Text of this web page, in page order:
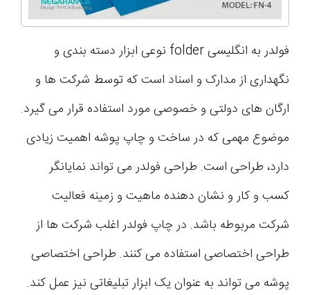
فولدر به انگلیسی folder نوعی ابزار دسته بندی و
نگهداری از مدارک و اسناد است که توسط شرکت ها و
ارگان های دولتی و خصوصی مورد استفاده قرار می گیرد.
موضوع مهمی که در ساخت و چاپ پوشه اهمیت زیادی
دارد، طراحی است. طراحی فولدر می تواند نمایانگر
کسب و کار و نشان دهنده ماهیت و زمینه فعالیت
شرکت مربوطه باشد. در چاپ فولدر اغلب شرکت ها از
طراحی اختصاصی استفاده می کنند. طراحی اختصاصی
پوشه می تواند به عنوان یک ابزار تبلیغاتی نیز عمل کند.